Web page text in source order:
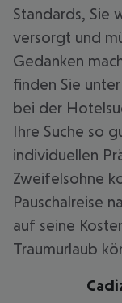
Standards, Sie
versorgt und
Gedanken
finden Sie
bei der
Ihre Suche so
individuellen
Zweifelsohne
Pauschalreise
auf seine
Traumurlaub